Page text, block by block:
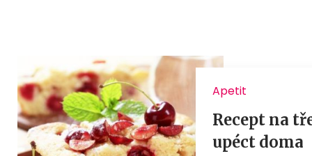
Apetit
Recept na
upéct doma